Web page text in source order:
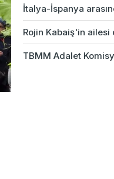
İtalya-İspanya
Rojin Kabaiş'in ailesi
TBMM Adalet